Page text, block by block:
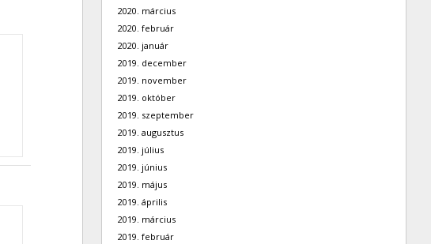
2020. március
2020. február
2020. január
2019. december
2019. november
2019. október
2019. szeptember
2019. augusztus
2019. július
2019. június
2019. május
2019. április
2019. március
2019. február